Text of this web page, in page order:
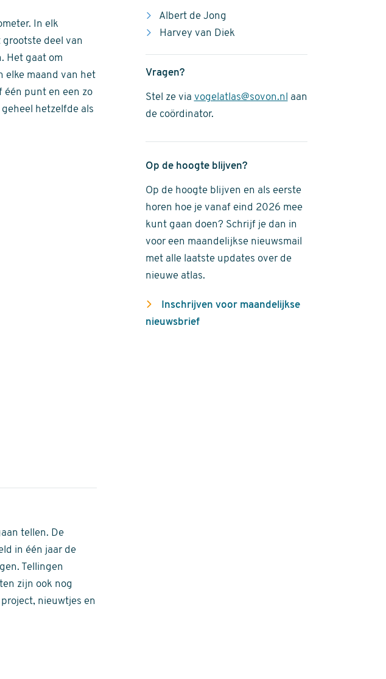
In elk
grootste deel van
Het gaat om
elke maand van het
één punt en een zo
hetzelfde als
tellen. De
in één jaar de
Tellingen
zijn ook nog
nieuwtjes en
Albert de Jong
Harvey van Diek
Vragen?
Stel ze via vogelatlas@sovon.nl
aan
de coördinator.
Op de hoogte blijven?
Op de hoogte blijven en als eerste
horen hoe je vanaf eind 2026 mee
kunt gaan doen? Schrijf je dan in
voor een maandelijkse nieuwsmail
met alle laatste updates over de
nieuwe atlas.
Inschrijven voor maandelijkse
nieuwsbrief